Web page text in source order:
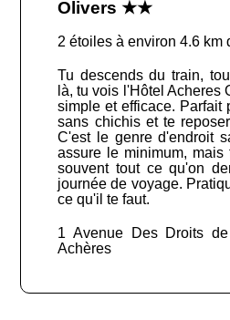
Olivers ★★
2 étoiles à environ 4.6 km
Tu descends du train,
là, tu vois l'Hôtel Acheres
simple et efficace. Parfait
sans chichis et te
C'est le genre d'endroit
assure le minimum, mais
souvent tout ce qu'on
journée de voyage.
ce qu'il te faut.
1 Avenue Des Droits
Achères